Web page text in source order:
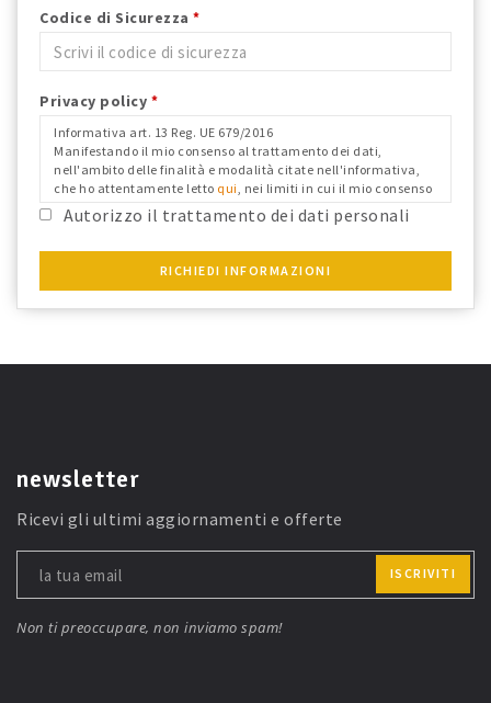
Codice di Sicurezza *
Privacy policy *
Informativa art. 13 Reg. UE 679/2016
Manifestando il mio consenso al trattamento dei dati,
nell'ambito delle finalità e modalità citate nell'informativa,
che ho attentamente letto qui, nei limiti in cui il mio consenso
fosse richiesto ai fini del Reg. Ue 679/2016 e confermo i dati
anagrafici riportati.
Autorizzo il trattamento dei dati personali
RICHIEDI INFORMAZIONI
newsletter
Ricevi gli ultimi aggiornamenti e offerte
ISCRIVITI
Non ti preoccupare, non inviamo spam!